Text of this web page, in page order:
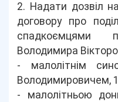
2. Надати дозвіл
договору про
спадкоємцями
Володимира
- малолітнім
Володимировичем,
- малолітньою